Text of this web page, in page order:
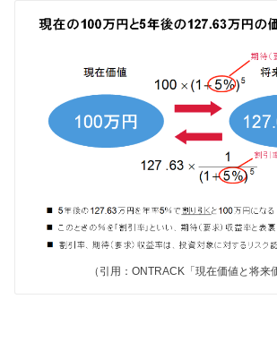
（引用：ONTRACK「現在価値と将来